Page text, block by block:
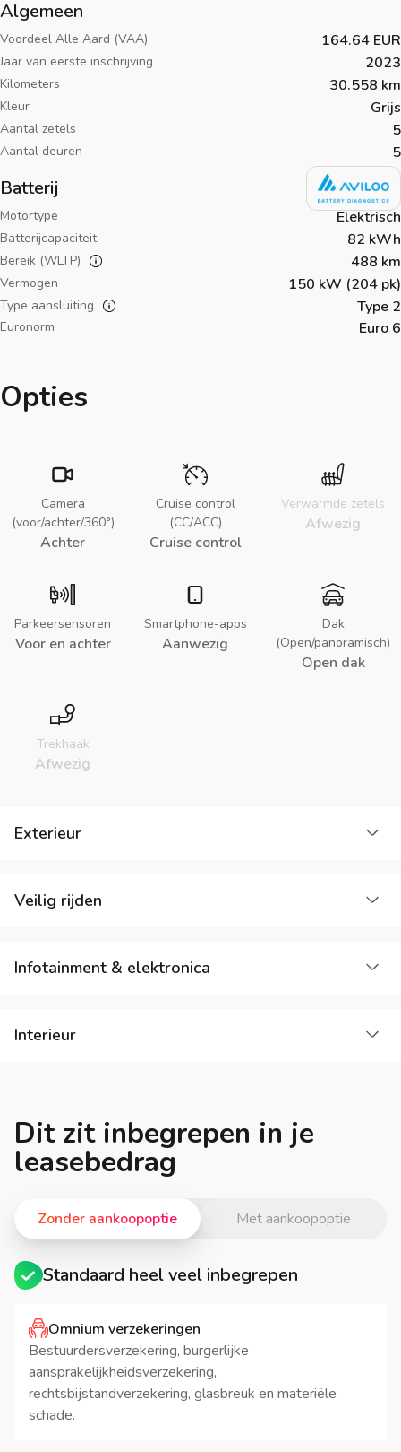
Algemeen
Voordeel Alle Aard (VAA) 164.64 EUR
Jaar van eerste inschrijving 2023
Kilometers 30.558 km
Kleur Grijs
Aantal zetels 5
Aantal deuren 5
Batterij
Motortype Elektrisch
Batterijcapaciteit 82 kWh
Bereik (WLTP) 488 km
Vermogen 150 kW (204 pk)
Type aansluiting Type 2
Euronorm Euro 6
Opties
Camera
(voor/achter/360°)
Achter
Cruise control
(CC/ACC)
Cruise control
Verwarmde zetels
Afwezig
Parkeersensoren
Voor en achter
Smartphone-apps
Aanwezig
Dak
(Open/panoramisch)
Open dak
Trekhaak
Afwezig
Exterieur
Veilig rijden
Infotainment & elektronica
Interieur
Dit zit inbegrepen in je
leasebedrag
Met aankoopoptie
Zonder aankoopoptie
Standaard heel veel inbegrepen
Omnium verzekeringen
Bestuurdersverzekering, burgerlijke
aansprakelijkheidsverzekering,
rechtsbijstandverzekering, glasbreuk en materiële
schade.